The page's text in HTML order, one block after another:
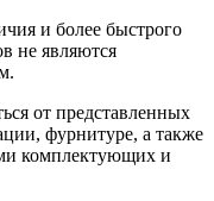
и более быстрого
не являются
от представленных
фурнитуре, а также
комплектующих и